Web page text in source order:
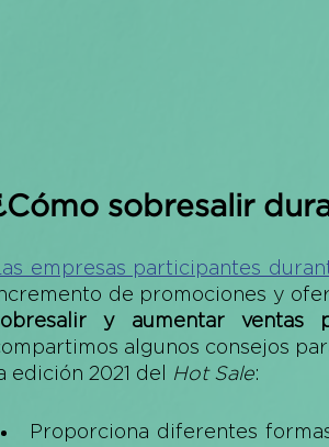
sobresalir
empresas participantes
y aumentar
algunos consejos
edición 2021 del
Hot Sale:
Proporciona diferentes